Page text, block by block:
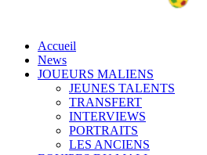
Accueil
News
JOUEURS MALIENS
JEUNES TALENTS
TRANSFERT
INTERVIEWS
PORTRAITS
LES ANCIENS